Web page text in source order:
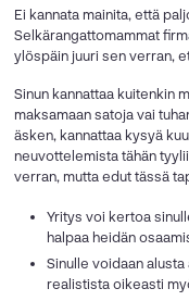
Ei kannata mainita, että
Selkärangattomammat
ylöspäin juuri sen verran,
Sinun kannattaa kuitenkin
maksamaan satoja vai
äsken, kannattaa kysyä
neuvottelemista tähän
verran, mutta edut tässä
Yritys voi kertoa
halpaa heidän
Sinulle voidaan
realistista oikeasti